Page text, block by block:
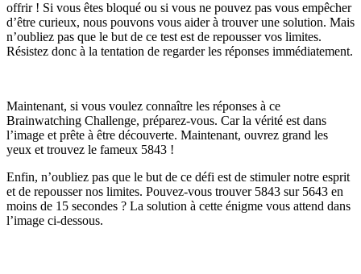
offrir ! Si vous êtes bloqué ou si vous ne pouvez pas vous empêcher
d’être curieux, nous pouvons vous aider à trouver une solution. Mais
n’oubliez pas que le but de ce test est de repousser vos limites.
Résistez donc à la tentation de regarder les réponses immédiatement.
Maintenant, si vous voulez connaître les réponses à ce
Brainwatching Challenge, préparez-vous. Car la vérité est dans
l’image et prête à être découverte. Maintenant, ouvrez grand les
yeux et trouvez le fameux 5843 !
Enfin, n’oubliez pas que le but de ce défi est de stimuler notre esprit
et de repousser nos limites. Pouvez-vous trouver 5843 sur 5643 en
moins de 15 secondes ? La solution à cette énigme vous attend dans
l’image ci-dessous.